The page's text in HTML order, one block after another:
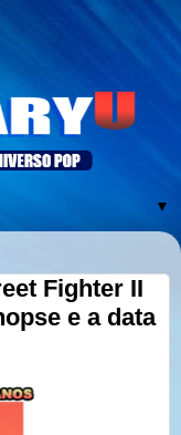
▼
Fighter II
e a data